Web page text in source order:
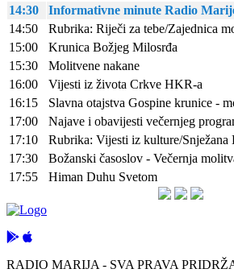
14:30
Informativne minute Radio
14:50
Rubrika: Riječi za tebe/Zajednica
15:00
Krunica Božjeg Milosrđa
15:30
Molitvene nakane
16:00
Vijesti iz života Crkve HKR-a
16:15
Slavna otajstva Gospine krunice -
17:00
Najave i obavijesti večernjeg
17:10
Rubrika: Vijesti iz kulture/Snježana
17:30
Božanski časoslov - Večernja
17:55
Himan Duhu Svetom
RADIO MARIJA - SVA PRAVA